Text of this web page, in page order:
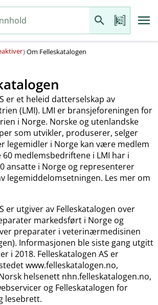
)Om Felleskatalogen
er et heleid datterselskap av
(LMI). LMI er bransjeforeningen for
i Norge. Norske og utenlandske
som utvikler, produserer, selger
legemidler i Norge kan være medlem
medlemsbedriftene i LMI har i
ansatte i Norge og representerer
legemiddelomsetningen. Les mer om
er utgiver av Felleskatalogen over
markedsført i Norge og
preparater i veterinærmedisinen
Informasjonen ble siste gang utgitt
i 2018. Felleskatalogen AS er
www.felleskatalogen.no,
helsenett nhn.felleskatalogen.no,
og Felleskatalogen for
lesebrett.